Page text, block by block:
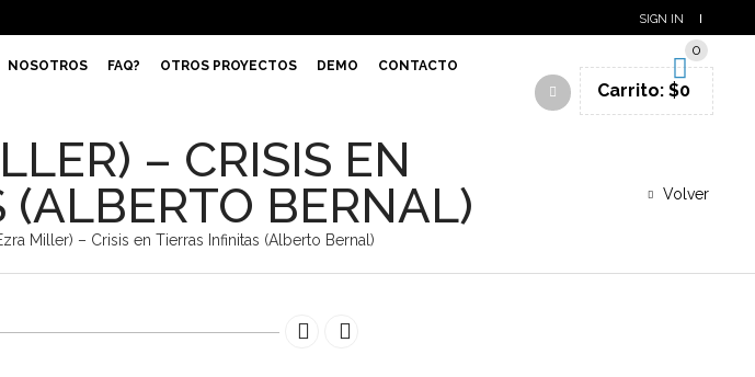
SIGN IN
NOSOTROS FAQ? OTROS PROYECTOS DEMO CONTACTO
0
Carrito: $0
– CRISIS EN
BERNAL)
Miller) – Crisis en Tierras Infinitas (Alberto Bernal)
Volver